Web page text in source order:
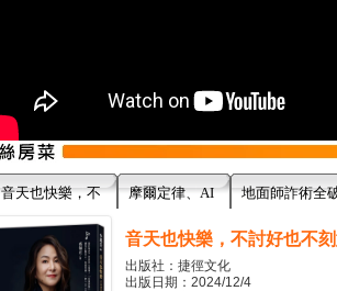
音天也快樂，不 摩爾定律、AI 地面師詐術全
音天也快樂，不討好也不
出版社：捷徑文化
出版日期：2024/12/4